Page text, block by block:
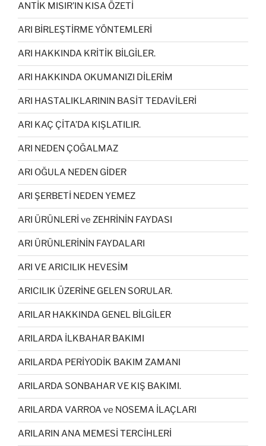
ANTİK MISIR’IN KISA ÖZETİ
ARI BİRLEŞTİRME YÖNTEMLERİ
ARI HAKKINDA KRİTİK BİLGİLER.
ARI HAKKINDA OKUMANIZI DİLERİM
ARI HASTALIKLARININ BASİT TEDAVİLERİ
ARI KAÇ ÇİTA’DA KIŞLATILIR.
ARI NEDEN ÇOĞALMAZ
ARI OĞULA NEDEN GİDER
ARI ŞERBETİ NEDEN YEMEZ
ARI ÜRÜNLERİ ve ZEHRİNİN FAYDASI
ARI ÜRÜNLERİNİN FAYDALARI
ARI VE ARICILIK HEVESİM
ARICILIK ÜZERİNE GELEN SORULAR.
ARILAR HAKKINDA GENEL BİLGİLER
ARILARDA İLKBAHAR BAKIMI
ARILARDA PERİYODİK BAKIM ZAMANI
ARILARDA SONBAHAR VE KIŞ BAKIMI.
ARILARDA VARROA ve NOSEMA İLAÇLARI
ARILARIN ANA MEMESİ TERCİHLERİ